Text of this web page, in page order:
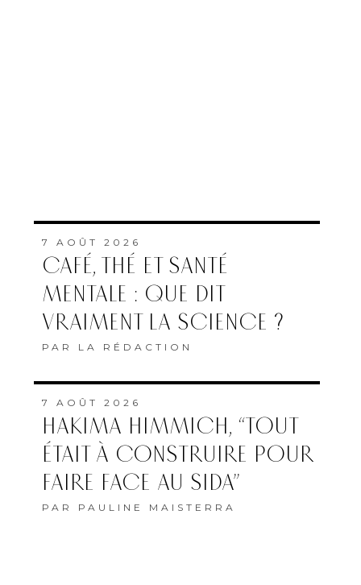
7 AOÛT 2026
CAFÉ, THÉ ET SANTÉ
MENTALE : QUE DIT
VRAIMENT LA SCIENCE ?
PAR LA RÉDACTION
7 AOÛT 2026
HAKIMA HIMMICH, “TOUT
ÉTAIT À CONSTRUIRE POUR
FAIRE FACE AU SIDA”
PAR PAULINE MAISTERRA